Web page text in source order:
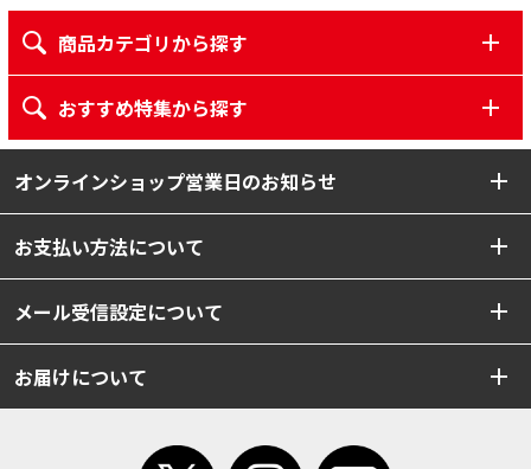
商品カテゴリから探す
おすすめ特集から探す
オンラインショップ営業日のお知らせ
お支払い方法について
メール受信設定について
お届けについて